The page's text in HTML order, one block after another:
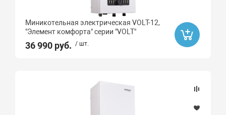
Акция
Ликвидация
Миникотельная электрическая VOLT-12,
"Элемент комфорта" серии "VOLT"
36 990 руб. / шт.